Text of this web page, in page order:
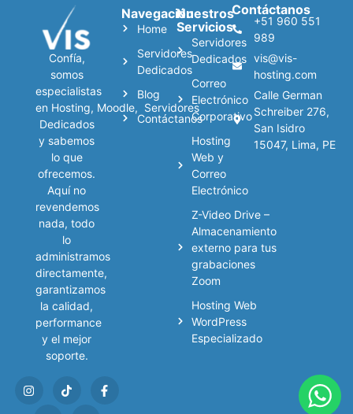
Confía,
somos
especialistas
en Hosting, Moodle, Servidores
Dedicados
y sabemos
lo que
ofrecemos.
Aquí no
revendemos
nada, todo
lo
administramos
directamente,
garantizamos
la calidad,
performance
y el mejor
soporte.
Navegación
Home
Servidores
Dedicados
Blog
Contáctanos
Nuestros
Servicios
Servidores
Dedicados
Correo
Electrónico
Corporativo
Hosting
Web y
Correo
Electrónico
Z-Video Drive –
Almacenamiento
externo para tus
grabaciones
Zoom
Hosting Web
WordPress
Especializado
Contáctanos
+51 960 551
989
vis@vis-
hosting.com
Calle German
Schreiber 276,
San Isidro
15047, Lima, PE